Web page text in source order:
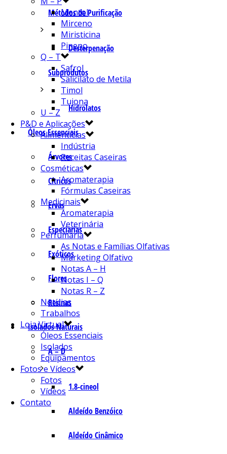
Métodos de Purificação
Desterpenação
Subprodutos
Hidrolatos
Óleos Essenciais
Árvores
Cítricos
Ervas
Especiarias
Exóticos
Flores
Resinas
Isolados Naturais
A – D
1.8-cineol
Aldeído Benzóico
Aldeído Cinâmico
Mentol
Mirceno
Miristicina
Pineno
Q – T
Safrol
Salicilato de Metila
Timol
Tujona
U – Z
P&D e Aplicações
Alimentícias
Indústria
Receitas Caseiras
Cosméticas
Aromaterapia
Fórmulas Caseiras
Medicinais
Aromaterapia
Veterinária
Perfumaria
As Notas e Famílias Olfativas
Marketing Olfativo
Notas A – H
Notas I – Q
Notas R – Z
Notícias
Trabalhos
Loja Virtual
Óleos Essenciais
Isolados
Equipamentos
Fotos e Vídeos
Fotos
Vídeos
Contato